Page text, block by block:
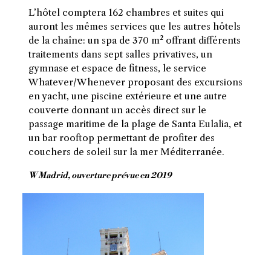
L’hôtel comptera 162 chambres et suites qui
auront les mêmes services que les autres hôtels
de la chaîne: un spa de 370 m² offrant différents
traitements dans sept salles privatives, un
gymnase et espace de fitness, le service
Whatever/Whenever proposant des excursions
en yacht, une piscine extérieure et une autre
couverte donnant un accès direct sur le
passage maritime de la plage de Santa Eulalia, et
un bar rooftop permettant de profiter des
couchers de soleil sur la mer Méditerranée.
W Madrid, ouverture prévue en 2019